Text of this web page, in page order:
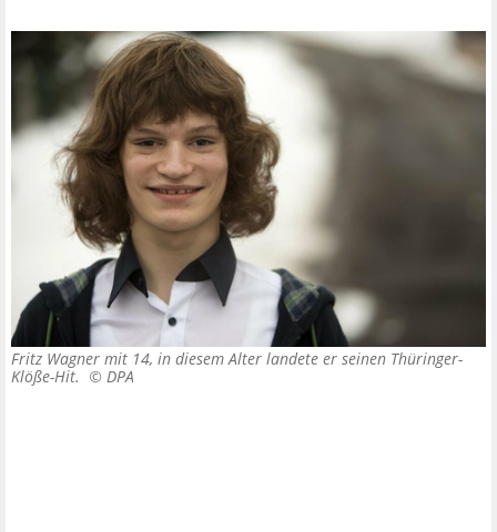
Fritz Wagner mit 14, in diesem Alter landete er seinen Thüringer-
Klöße-Hit. © DPA